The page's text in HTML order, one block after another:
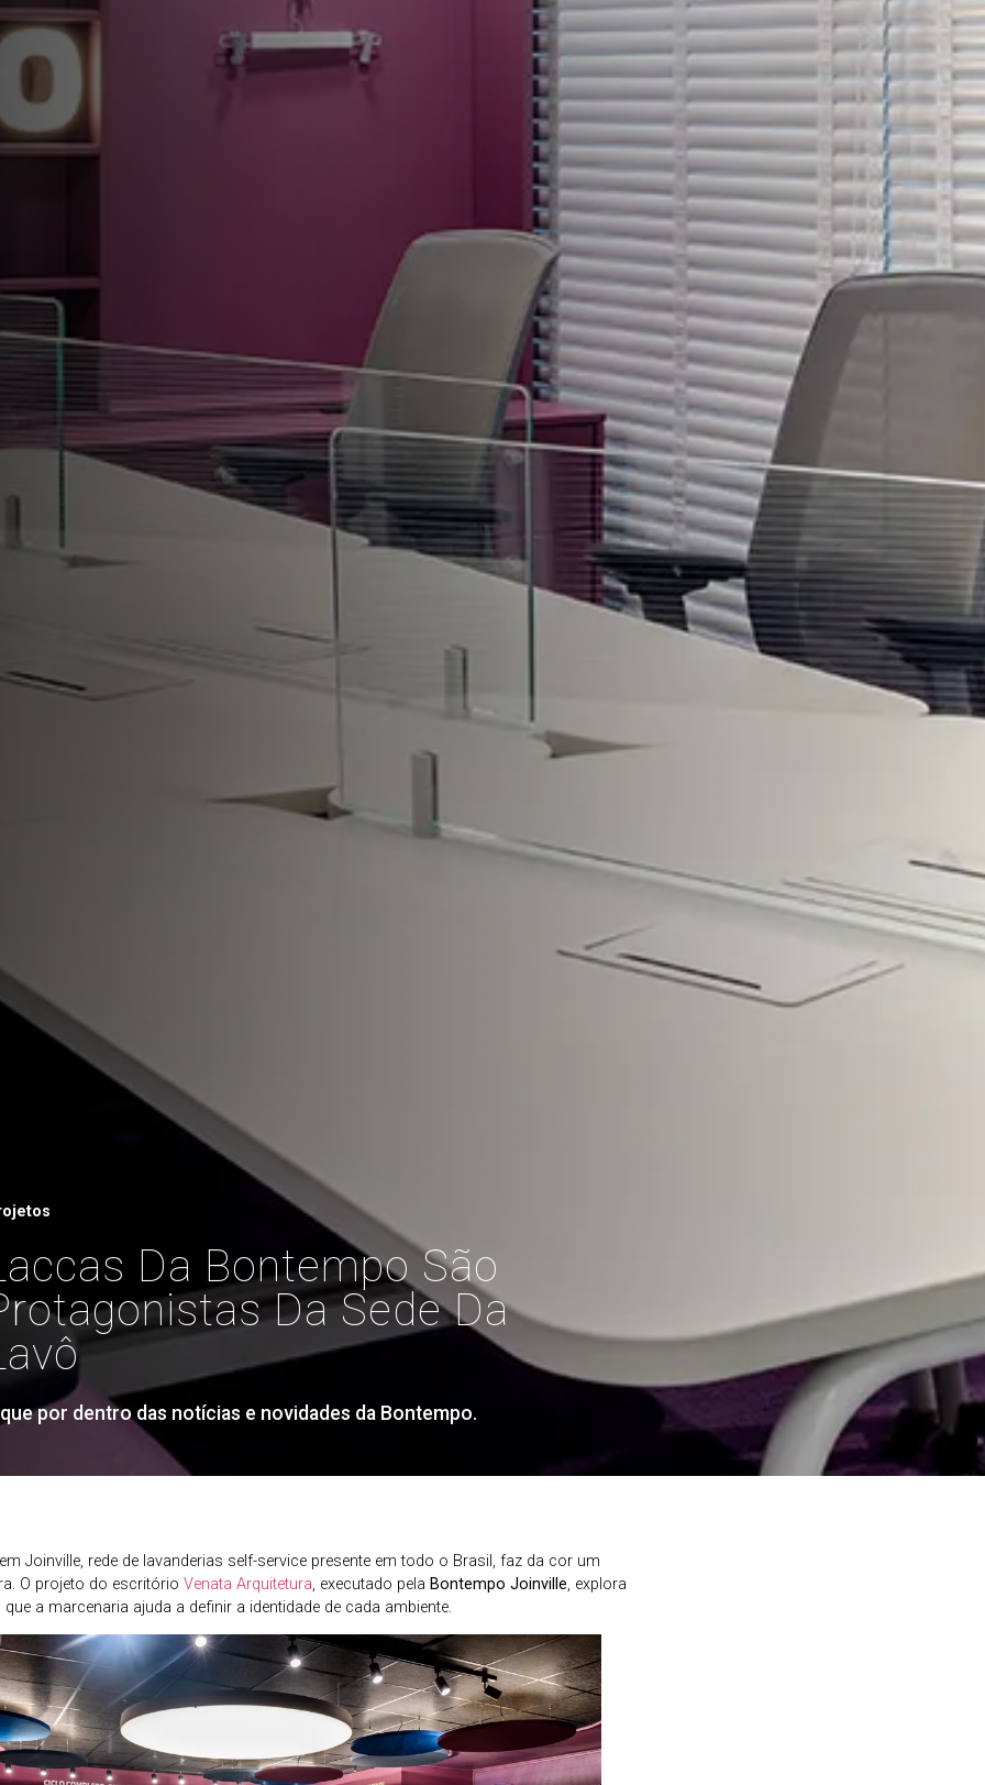
Da Bontempo São
Da Sede Da
por dentro das notícias e novidades da Bontempo.
Joinville, rede de lavanderias self-service presente em todo o Brasil, faz da cor um
O projeto do escritórioVenata Arquitetura, executado pela Bontempo Joinville, explora
a marcenaria ajuda a definir a identidade de cada ambiente.